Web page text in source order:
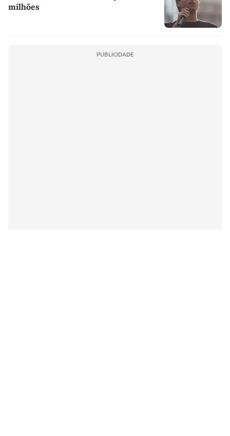
milhões
PUBLICIDADE